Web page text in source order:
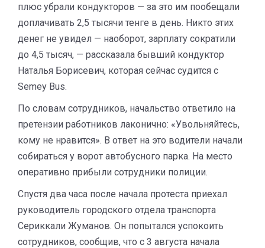
плюс убрали кондукторов — за это им пообещали
доплачивать 2,5 тысячи тенге в день. Никто этих
денег не увидел — наоборот, зарплату сократили
до 4,5 тысяч, — рассказала бывший кондуктор
Наталья Борисевич, которая сейчас судится с
Semey Bus.
По словам сотрудников, начальство ответило на
претензии работников лаконично: «Увольняйтесь,
кому не нравится». В ответ на это водители начали
собираться у ворот автобусного парка. На место
оперативно прибыли сотрудники полиции.
Спустя два часа после начала протеста приехал
руководитель городского отдела транспорта
Сериккали Жуманов. Он попытался успокоить
сотрудников, сообщив, что с 3 августа начала